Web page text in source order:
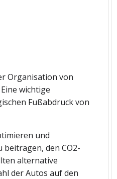
Organisation von
wichtige
Fußabdruck von
und
den CO2-
alternative
der Autos auf den